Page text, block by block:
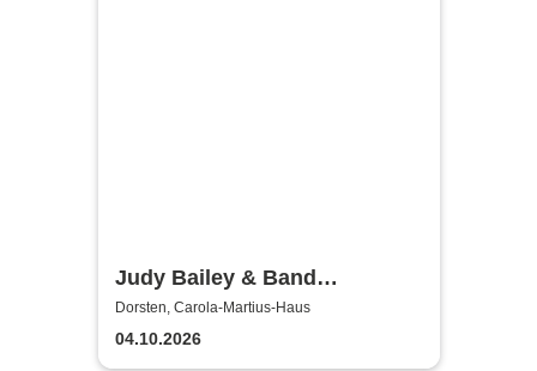
Judy Bailey & Band
unplugged
Dorsten, Carola-Martius-Haus
04.10.2026